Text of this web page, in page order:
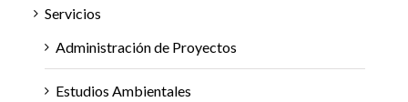
Servicios
Administración de Proyectos
Estudios Ambientales